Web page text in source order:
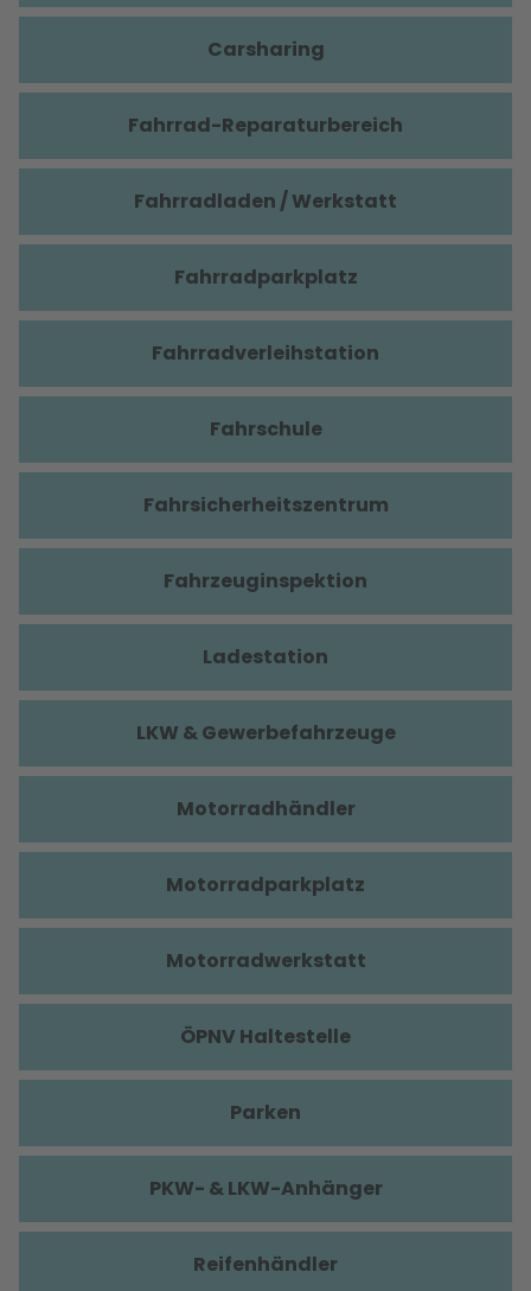
Carsharing
Fahrrad-Reparaturbereich
Fahrradladen / Werkstatt
Fahrradparkplatz
Fahrradverleihstation
Fahrschule
Fahrsicherheitszentrum
Fahrzeuginspektion
Ladestation
LKW & Gewerbefahrzeuge
Motorradhändler
Motorradparkplatz
Motorradwerkstatt
ÖPNV Haltestelle
Parken
PKW- & LKW-Anhänger
Reifenhändler